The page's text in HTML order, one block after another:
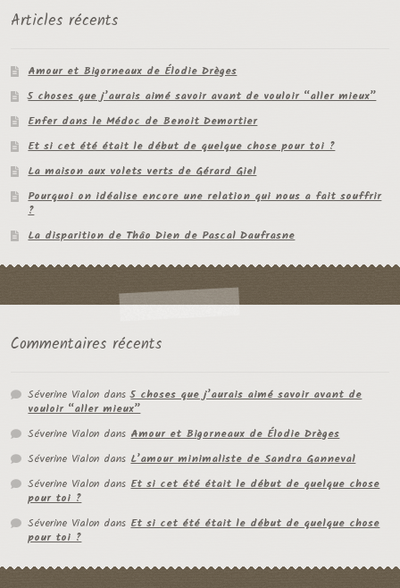
Articles récents
Amour et Bigorneaux de Élodie Drèges
5 choses que j’aurais aimé savoir avant de vouloir “aller mieux”
Enfer dans le Médoc de Benoit Demortier
Et si cet été était le début de quelque chose pour toi ?
La maison aux volets verts de Gérard Giel
Pourquoi on idéalise encore une relation qui nous a fait souffrir
?
La disparition de Thâo Dien de Pascal Daufrasne
Commentaires récents
Séverine Vialon dans5 choses que j’aurais aimé savoir avant de
vouloir “aller mieux”
Séverine Vialon dansAmour et Bigorneaux de Élodie Drèges
Séverine Vialon dansL’amour minimaliste de Sandra Ganneval
Séverine Vialon dansEt si cet été était le début de quelque chose
pour toi ?
Séverine Vialon dansEt si cet été était le début de quelque chose
pour toi ?